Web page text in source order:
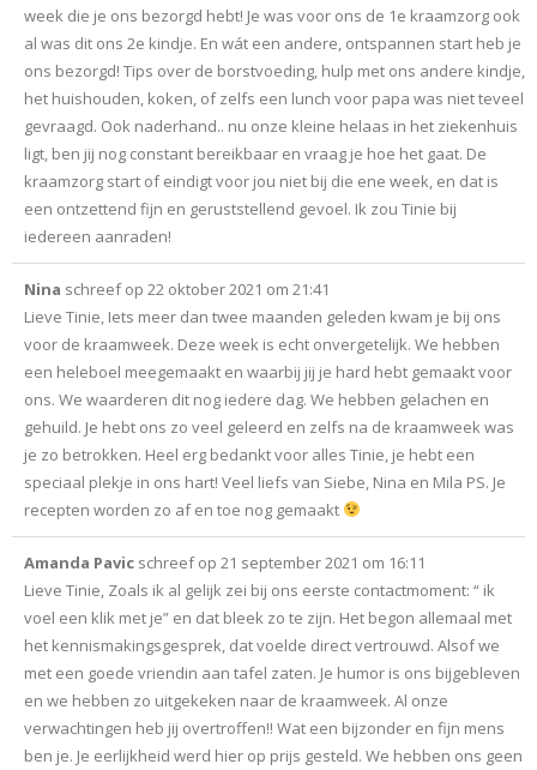
week die je ons bezorgd hebt! Je was voor ons de 1e kraamzorg ook
al was dit ons 2e kindje. En wát een andere, ontspannen start heb je
ons bezorgd! Tips over de borstvoeding, hulp met ons andere kindje,
het huishouden, koken, of zelfs een lunch voor papa was niet teveel
gevraagd. Ook naderhand.. nu onze kleine helaas in het ziekenhuis
ligt, ben jij nog constant bereikbaar en vraag je hoe het gaat. De
kraamzorg start of eindigt voor jou niet bij die ene week, en dat is
een ontzettend fijn en geruststellend gevoel. Ik zou Tinie bij
iedereen aanraden!
Nina schreef op 22 oktober 2021 om 21:41
Lieve Tinie, Iets meer dan twee maanden geleden kwam je bij ons
voor de kraamweek. Deze week is echt onvergetelijk. We hebben
een heleboel meegemaakt en waarbij jij je hard hebt gemaakt voor
ons. We waarderen dit nog iedere dag. We hebben gelachen en
gehuild. Je hebt ons zo veel geleerd en zelfs na de kraamweek was
je zo betrokken. Heel erg bedankt voor alles Tinie, je hebt een
speciaal plekje in ons hart! Veel liefs van Siebe, Nina en Mila PS. Je
recepten worden zo af en toe nog gemaakt
Amanda Pavic schreef op 21 september 2021 om 16:11
Lieve Tinie, Zoals ik al gelijk zei bij ons eerste contactmoment: “ ik
voel een klik met je” en dat bleek zo te zijn. Het begon allemaal met
het kennismakingsgesprek, dat voelde direct vertrouwd. Alsof we
met een goede vriendin aan tafel zaten. Je humor is ons bijgebleven
en we hebben zo uitgekeken naar de kraamweek. Al onze
verwachtingen heb jij overtroffen!! Wat een bijzonder en fijn mens
ben je. Je eerlijkheid werd hier op prijs gesteld. We hebben ons geen